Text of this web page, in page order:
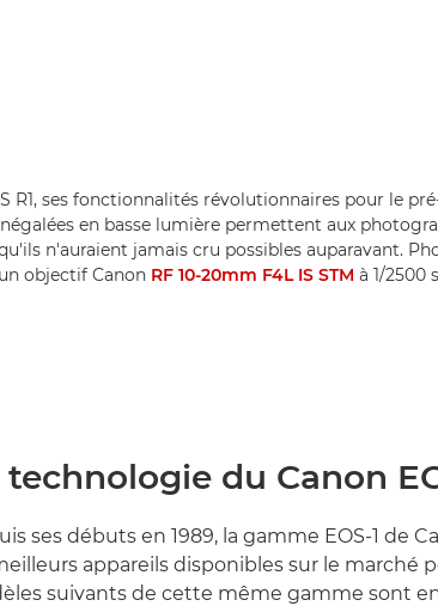
R1, ses fonctionnalités révolutionnaires pour le
en basse lumière permettent aux
n'auraient jamais cru possibles auparavant.
objectif Canon RF 10-20mm F4L IS STM à 1/2500
technologie du Canon
ses débuts en 1989, la gamme EOS-1 de
appareils disponibles sur le marché
suivants de cette même gamme sont